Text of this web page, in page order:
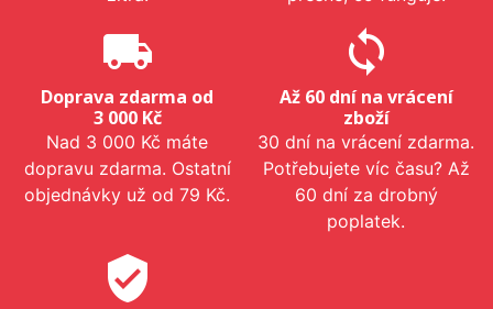
local_shipping
Doprava zdarma od
3 000 Kč
Nad 3 000 Kč máte
dopravu zdarma. Ostatní
objednávky už od 79 Kč.
sync
Až 60 dní na vrácení
zboží
30 dní na vrácení zdarma.
Potřebujete víc času? Až
60 dní za drobný
poplatek.
verified_user